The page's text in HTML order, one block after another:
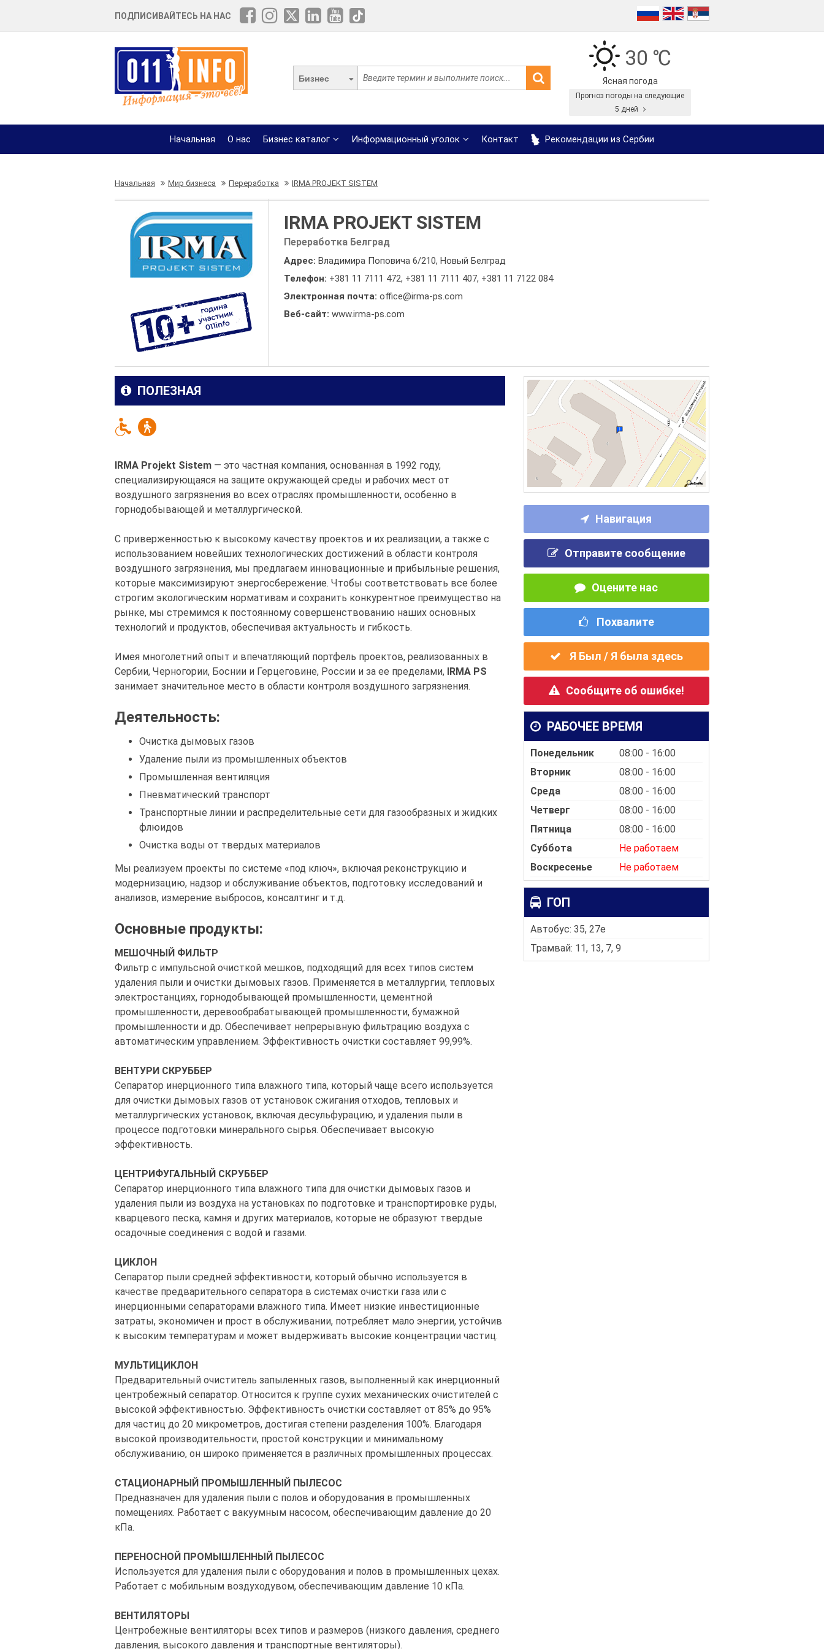
ПОДПИСИВАЙТЕСЬ НА НАС
Бизнес
30 ℃
Ясная погода
Прогноз погоды на следующие
5 дней
Начальная О нас Бизнес каталог Информационный уголок Контакт Рекомендации из Сербии
Начальная Мир бизнеса Переработка IRMA PROJEKT SISTEM
IRMA PROJEKT SISTEM
Переработка Белград
Адрес: Владимира Поповича 6/210, Новый Белград
Телефон: +381 11 7111 472, +381 11 7111 407, +381 11 7122 084
Электронная почта: office@irma-ps.com
Веб-сайт: www.irma-ps.com
Навигация
Отправите сообщение
Оцените нас
Похвалите
Я Был / Я была здесь
Сообщите об ошибке!
РАБОЧЕЕ ВРЕМЯ
Понедельник
08:00 - 16:00
Вторник
08:00 - 16:00
Среда
08:00 - 16:00
Четверг
08:00 - 16:00
Пятница
08:00 - 16:00
Суббота
Не работаем
Воскресенье
Не работаем
ГОП
Автобус: 35, 27e
Трамвай: 11, 13, 7, 9
ПОЛЕЗНАЯ
IRMA Projekt Sistem — это частная компания, основанная в 1992 году,
специализирующаяся на защите окружающей среды и рабочих мест от
воздушного загрязнения во всех отраслях промышленности, особенно в
горнодобывающей и металлургической.
С приверженностью к высокому качеству проектов и их реализации, а также с
использованием новейших технологических достижений в области контроля
воздушного загрязнения, мы предлагаем инновационные и прибыльные решения,
которые максимизируют энергосбережение. Чтобы соответствовать все более
строгим экологическим нормативам и сохранить конкурентное преимущество на
рынке, мы стремимся к постоянному совершенствованию наших основных
технологий и продуктов, обеспечивая актуальность и гибкость.
Имея многолетний опыт и впечатляющий портфель проектов, реализованных в
Сербии, Черногории, Боснии и Герцеговине, России и за ее пределами, IRMA PS
занимает значительное место в области контроля воздушного загрязнения.
Деятельность:
Очистка дымовых газов
Удаление пыли из промышленных объектов
Промышленная вентиляция
Пневматический транспорт
Транспортные линии и распределительные сети для газообразных и жидких
флюидов
Очистка воды от твердых материалов
Мы реализуем проекты по системе «под ключ», включая реконструкцию и
модернизацию, надзор и обслуживание объектов, подготовку исследований и
анализов, измерение выбросов, консалтинг и т.д.
Основные продукты:
МЕШОЧНЫЙ ФИЛЬТР
Фильтр с импульсной очисткой мешков, подходящий для всех типов систем
удаления пыли и очистки дымовых газов. Применяется в металлургии, тепловых
электростанциях, горнодобывающей промышленности, цементной
промышленности, деревообрабатывающей промышленности, бумажной
промышленности и др. Обеспечивает непрерывную фильтрацию воздуха с
автоматическим управлением. Эффективность очистки составляет 99,99%.
ВЕНТУРИ СКРУББЕР
Сепаратор инерционного типа влажного типа, который чаще всего используется
для очистки дымовых газов от установок сжигания отходов, тепловых и
металлургических установок, включая десульфурацию, и удаления пыли в
процессе подготовки минерального сырья. Обеспечивает высокую
эффективность.
ЦЕНТРИФУГАЛЬНЫЙ СКРУББЕР
Сепаратор инерционного типа влажного типа для очистки дымовых газов и
удаления пыли из воздуха на установках по подготовке и транспортировке руды,
кварцевого песка, камня и других материалов, которые не образуют твердые
осадочные соединения с водой и газами.
ЦИКЛОН
Сепаратор пыли средней эффективности, который обычно используется в
качестве предварительного сепаратора в системах очистки газа или с
инерционными сепараторами влажного типа. Имеет низкие инвестиционные
затраты, экономичен и прост в обслуживании, потребляет мало энергии, устойчив
к высоким температурам и может выдерживать высокие концентрации частиц.
МУЛЬТИЦИКЛОН
Предварительный очиститель запыленных газов, выполненный как инерционный
центробежный сепаратор. Относится к группе сухих механических очистителей с
высокой эффективностью. Эффективность очистки составляет от 85% до 95%
для частиц до 20 микрометров, достигая степени разделения 100%. Благодаря
высокой производительности, простой конструкции и минимальному
обслуживанию, он широко применяется в различных промышленных процессах.
СТАЦИОНАРНЫЙ ПРОМЫШЛЕННЫЙ ПЫЛЕСОС
Предназначен для удаления пыли с полов и оборудования в промышленных
помещениях. Работает с вакуумным насосом, обеспечивающим давление до 20
кПа.
ПЕРЕНОСНОЙ ПРОМЫШЛЕННЫЙ ПЫЛЕСОС
Используется для удаления пыли с оборудования и полов в промышленных цехах.
Работает с мобильным воздуходувом, обеспечивающим давление 10 кПа.
ВЕНТИЛЯТОРЫ
Центробежные вентиляторы всех типов и размеров (низкого давления, среднего
давления, высокого давления и транспортные вентиляторы).